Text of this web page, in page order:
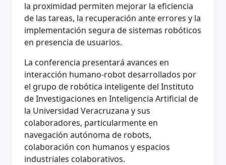
la proximidad permiten mejorar la eficiencia
de las tareas, la recuperación ante errores y la
implementación segura de sistemas robóticos
en presencia de usuarios.
La conferencia presentará avances en
interacción humano-robot desarrollados por
el grupo de robótica inteligente del Instituto
de Investigaciones en Inteligencia Artificial de
la Universidad Veracruzana y sus
colaboradores, particularmente en
navegación autónoma de robots,
colaboración con humanos y espacios
industriales colaborativos.